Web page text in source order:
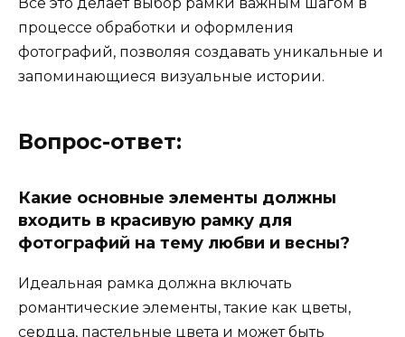
процессе обработки и оформления
фотографий, позволяя создавать уникальные и
запоминающиеся визуальные истории.
Вопрос-ответ:
Какие основные элементы должны
входить в красивую рамку для
фотографий на тему любви и весны?
Идеальная рамка должна включать
романтические элементы, такие как цветы,
сердца, пастельные цвета и может быть